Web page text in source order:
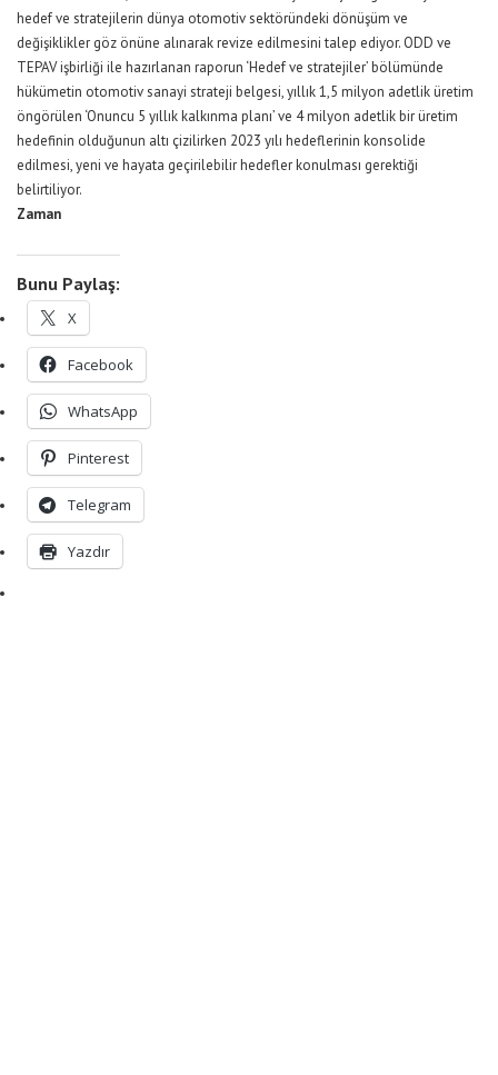
hedef ve stratejilerin dünya otomotiv sektöründeki dönüşüm ve
değişiklikler göz önüne alınarak revize edilmesini talep ediyor. ODD ve
TEPAV işbirliği ile hazırlanan raporun ‘Hedef ve stratejiler’ bölümünde
hükümetin otomotiv sanayi strateji belgesi, yıllık 1,5 milyon adetlik üretim
öngörülen ‘Onuncu 5 yıllık kalkınma planı’ ve 4 milyon adetlik bir üretim
hedefinin olduğunun altı çizilirken 2023 yılı hedeflerinin konsolide
edilmesi, yeni ve hayata geçirilebilir hedefler konulması gerektiği
belirtiliyor.
Zaman
Bunu Paylaş:
X
Facebook
WhatsApp
Pinterest
Telegram
Yazdır